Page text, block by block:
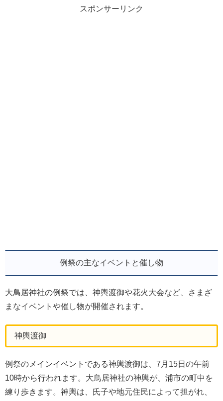
スポンサーリンク
例祭の主なイベントと催し物
大鳥居神社の例祭では、神輿渡御や花火大会など、さまざ
まなイベントや催し物が開催されます。
神輿渡御
例祭のメインイベントである神輿渡御は、7月15日の午前
10時から行われます。大鳥居神社の神輿が、浦市の町中を
練り歩きます。神輿は、氏子や地元住民によって担がれ、